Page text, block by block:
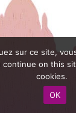
sur ce site,
continue on this
cookies.
OK